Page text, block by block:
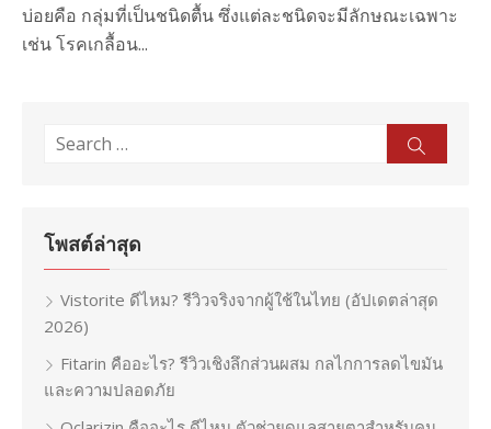
บ่อยคือ กลุ่มที่เป็นชนิดตื้น ซึ่งแต่ละชนิดจะมีลักษณะเฉพาะ
เช่น โรคเกลื้อน...
Search
โพสต์ล่าสุด
Vistorite ดีไหม? รีวิวจริงจากผู้ใช้ในไทย (อัปเดตล่าสุด
2026)
Fitarin คืออะไร? รีวิวเชิงลึกส่วนผสม กลไกการลดไขมัน
และความปลอดภัย